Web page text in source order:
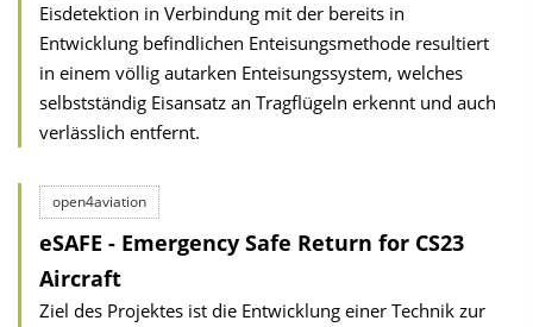
Eisdetektion in Verbindung mit der bereits in
Entwicklung befindlichen Enteisungsmethode resultiert
in einem völlig autarken Enteisungssystem, welches
selbstständig Eisansatz an Tragflügeln erkennt und auch
verlässlich entfernt.
open4aviation
eSAFE - Emergency Safe Return for CS23
Aircraft
Ziel des Projektes ist die Entwicklung einer Technik zur